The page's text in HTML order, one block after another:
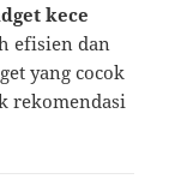
kece
efisien dan
yang cocok
rekomendasi